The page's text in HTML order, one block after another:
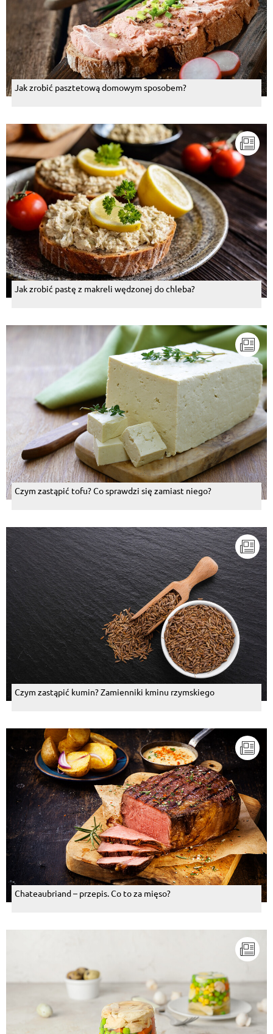
Jak zrobić pasztetową domowym sposobem?
Jak zrobić pastę z makreli wędzonej do chleba?
Czym zastąpić tofu? Co sprawdzi się zamiast niego?
Czym zastąpić kumin? Zamienniki kminu rzymskiego
Chateaubriand – przepis. Co to za mięso?